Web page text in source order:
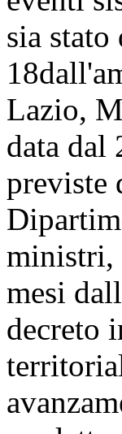
sia
18
Lazio,
data dal
previste
ministri,
mesi
decreto